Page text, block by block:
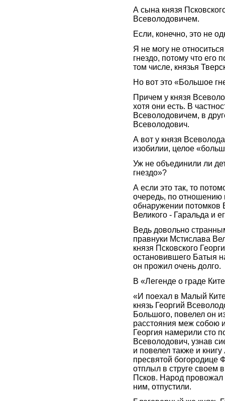
А сына князя
Всеволодовичем.
Если, конечно, это не
Я не могу не
гнездо, потому что его
том числе, князья
Но вот это «Большое
Причем у князя
хотя они есть. В
Всеволодовичем, в
Всеволодович.
А вот у князя
изобилии, целое
Уж не объединили ли
гнездо»?
А если это так, то
очередь, по отношению
обнаружении потомков
Великого - Гаральда и
Ведь довольно
правнуки Мстислава
князя Псковского
остановившего Батыя
он прожил очень долго.
В «Легенде о граде
«И поехал в Малый
князь Георгий
Большого, повелел он
расстояния меж собою
Георгия намерили сто
Всеволодович, узнав
и повелел также и
пресвятой богородице
отплыл в струге своем
Псков. Народ провожал
ним, отпустили.